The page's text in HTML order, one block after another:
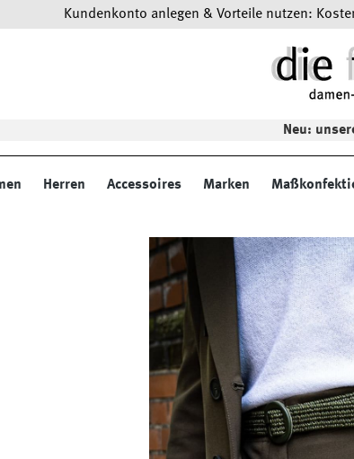
Kundenkonto anlegen & Vorteile nutzen:
Neu:
Herren Accessoires Marken